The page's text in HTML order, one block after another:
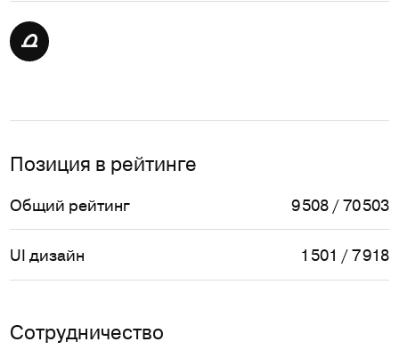
Позиция в рейтинге
Общий рейтинг 9 508 / 70 503
UI дизайн 1 501 / 7 918
Сотрудничество